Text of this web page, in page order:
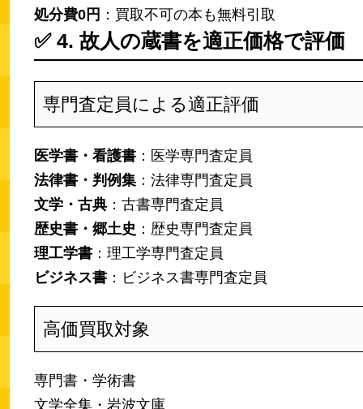
処分費0円 ：買取不可の本も無料引取
✅ 4. 故人の蔵書を適正価格で評価
専門査定員による適正評価
医学書・看護書 ：医学専門査定員
法律書・判例集 ：法律専門査定員
文学・古典 ：古書専門査定員
歴史書・郷土史 ：歴史専門査定員
理工学書 ：理工学専門査定員
ビジネス書 ：ビジネス書専門査定員
高価買取対象
専門書・学術書
文学全集・岩波文庫